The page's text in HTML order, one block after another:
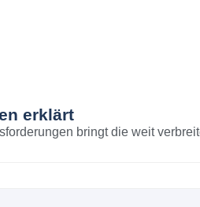
erklärt
bringt die weit